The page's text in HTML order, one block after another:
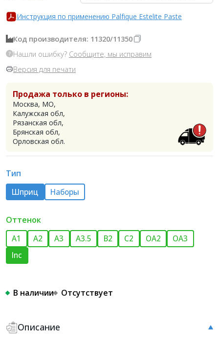
Инструкция по применению Palfique Estelite Paste
Код производителя: 11320/11350
Нашли ошибку? Сообщите, мы исправим
Версия для печати
Продажа только в регионы:
Москва, МО,
Калужская обл,
Рязанская обл,
Брянская обл,
Орловская обл.
Тип
Шприц Наборы
Оттенок
A1 A2 A3 A3.5 B2 C2 OA2
OA3
Inc
В наличии Отсутствует
Описание